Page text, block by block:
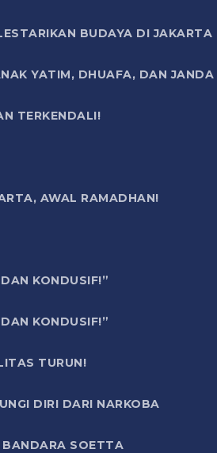
BUDAYA DI JAKARTA
YATIM, DHUAFA, DAN
TERKENDALI!
AWAL RAMADHAN!
KONDUSIF!”
KONDUSIF!”
TURUN!
DIRI DARI NARKOBA
SOETTA